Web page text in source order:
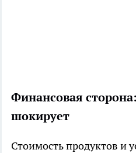
Финансовая
шокирует
Стоимость продуктов и